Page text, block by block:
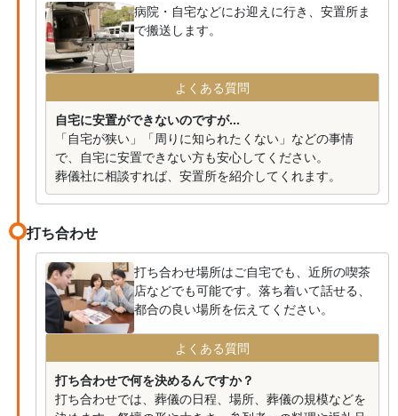
病院・自宅などにお迎えに行き、安置所ま
で搬送します。
よくある質問
自宅に安置ができないのですが...
「自宅が狭い」「周りに知られたくない」などの事情
で、自宅に安置できない方も安心してください。
葬儀社に相談すれば、安置所を紹介してくれます。
打ち合わせ
打ち合わせ場所はご自宅でも、近所の喫茶
店などでも可能です。落ち着いて話せる、
都合の良い場所を伝えてください。
よくある質問
打ち合わせで何を決めるんですか？
打ち合わせでは、葬儀の日程、場所、葬儀の規模などを